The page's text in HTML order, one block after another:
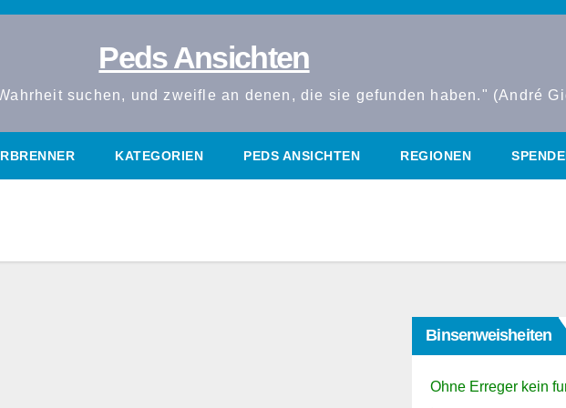
Peds Ansichten
suchen, und zweifle an denen, die sie gefunden haben." (André
KATEGORIEN PEDS ANSICHTEN REGIONEN
Binsenweisheiten
Ohne Erreger kein